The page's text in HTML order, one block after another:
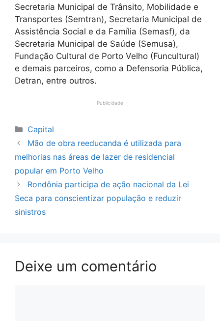
Secretaria Municipal de Trânsito, Mobilidade e
Transportes (Semtran), Secretaria Municipal de
Assistência Social e da Família (Semasf), da
Secretaria Municipal de Saúde (Semusa),
Fundação Cultural de Porto Velho (Funcultural)
e demais parceiros, como a Defensoria Pública,
Detran, entre outros.
Publicidade
Categorias
Capital
Mão de obra reeducanda é utilizada para
melhorias nas áreas de lazer de residencial
popular em Porto Velho
Rondônia participa de ação nacional da Lei
Seca para conscientizar população e reduzir
sinistros
Deixe um comentário